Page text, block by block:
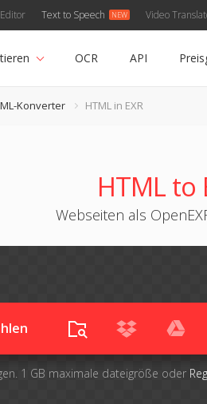
Text to Speech Video
OCR API
Konverter HTML in EXR
HTML to
Webseiten als
1 GB maximale dateigröße oder